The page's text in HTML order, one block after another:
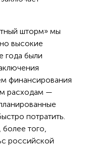
шторм» мы
высокие
года были
финансирования
расходам —
потратить.
того,
российской